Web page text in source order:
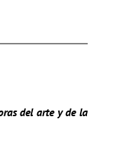
del arte y de la